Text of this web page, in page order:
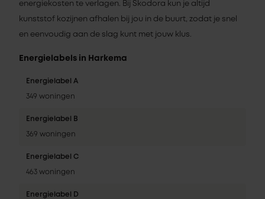
energiekosten te verlagen. Bij Skodora kun je altijd
kunststof kozijnen afhalen bij jou in de buurt, zodat je snel
en eenvoudig aan de slag kunt met jouw klus.
Energielabels in Harkema
Energielabel A
349 woningen
Energielabel B
369 woningen
Energielabel C
463 woningen
Energielabel D